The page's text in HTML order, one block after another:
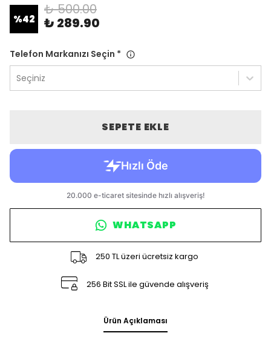
%42
₺ 500.00
₺ 289.90
Telefon Markanızı Seçin *
Seçiniz
SEPETE EKLE
WHATSAPP
250 TL üzeri ücretsiz kargo
256 Bit SSL ile güvende alışveriş
Ürün Açıklaması